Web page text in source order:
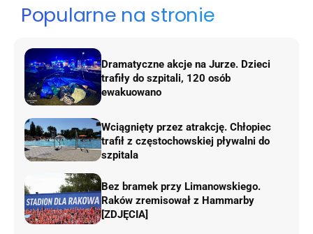
Popularne na stronie
Dramatyczne akcje na Jurze. Dzieci
trafiły do szpitali, 120 osób
ewakuowano
Wciągnięty przez atrakcję. Chłopiec
trafił z częstochowskiej pływalni do
szpitala
Bez bramek przy Limanowskiego.
Raków zremisował z Hammarby
[ZDJĘCIA]